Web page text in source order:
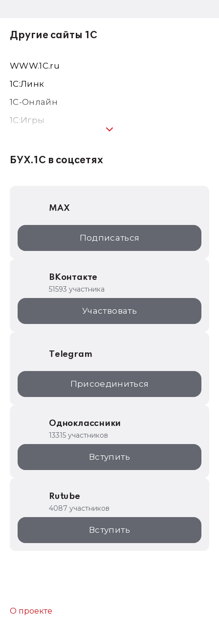
Другие сайты 1С
WWW.1С.ru
1С:Линк
1С-Онлайн
1C:Игры
1С:Консалтинг
1С:Дистрибьюция
1С:Образование
ИТС.1C.ru
1С:Торговая площадка
БУХ.1С в соцсетях
MAX
Подписаться
ВКонтакте
51593 участника
Участвовать
Telegram
Присоединиться
Одноклассники
13315 участников
Вступить
Rutube
4087 участников
Вступить
О проекте